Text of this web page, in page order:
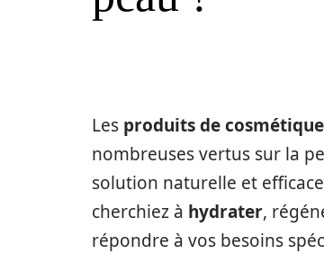
Les produits de
nombreuses vertus sur la
solution naturelle et
cherchiez à hydrater,
répondre à vos besoins